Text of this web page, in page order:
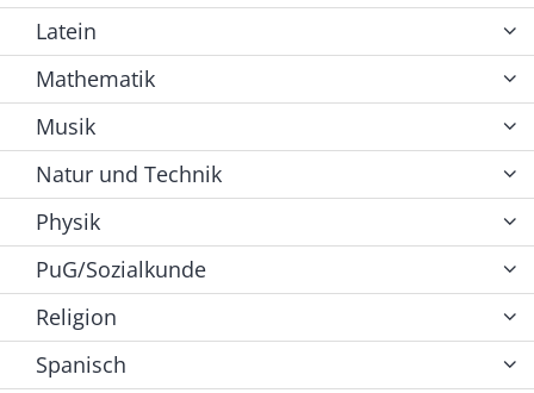
Latein
Mathematik
Musik
Natur und Technik
Physik
PuG/Sozialkunde
Religion
Spanisch